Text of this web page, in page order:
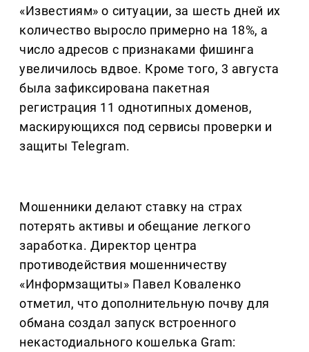
«Известиям» о ситуации, за шесть дней их
количество выросло примерно на 18%, а
число адресов с признаками фишинга
увеличилось вдвое. Кроме того, 3 августа
была зафиксирована пакетная
регистрация 11 однотипных доменов,
маскирующихся под сервисы проверки и
защиты Telegram.
Мошенники делают ставку на страх
потерять активы и обещание легкого
заработка. Директор центра
противодействия мошенничеству
«Информзащиты» Павел Коваленко
отметил, что дополнительную почву для
обмана создал запуск встроенного
некастодиального кошелька Gram: